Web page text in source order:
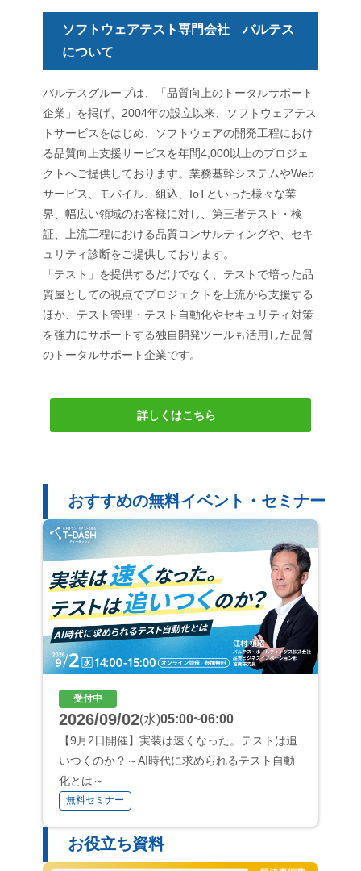
ソフトウェアテスト専門会社 バルテス
について
バルテスグループは、「品質向上のトータルサポート
企業」を掲げ、2004年の設立以来、ソフトウェアテス
トサービスをはじめ、ソフトウェアの開発工程におけ
る品質向上支援サービスを年間4,000以上のプロジェ
クトへご提供しております。業務基幹システムやWeb
サービス、モバイル、組込、IoTといった様々な業
界、幅広い領域のお客様に対し、第三者テスト・検
証、上流工程における品質コンサルティングや、セキ
ュリティ診断をご提供しております。
「テスト」を提供するだけでなく、テストで培った品
質屋としての視点でプロジェクトを上流から支援する
ほか、テスト管理・テスト自動化やセキュリティ対策
を強力にサポートする独自開発ツールも活用した品質
のトータルサポート企業です。
詳しくはこちら
おすすめの無料イベント・セミナー
受付中
2026/09/02(水)05:00~06:00
【9月2日開催】実装は速くなった。テストは追
いつくのか？～AI時代に求められるテスト自動
化とは～
無料セミナー
お役立ち資料